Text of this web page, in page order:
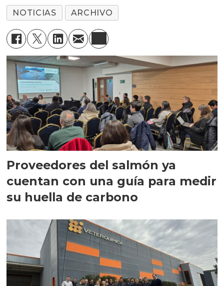
NOTICIAS ARCHIVO
Proveedores del salmón ya
cuentan con una guía para medir
su huella de carbono